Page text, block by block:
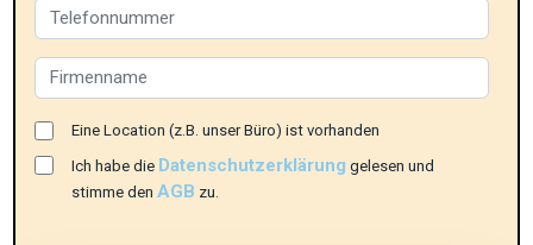
Eine Location (z.B. unser Büro) ist vorhanden
Ich habe die Datenschutzerklärung gelesen und
stimme denAGB zu.